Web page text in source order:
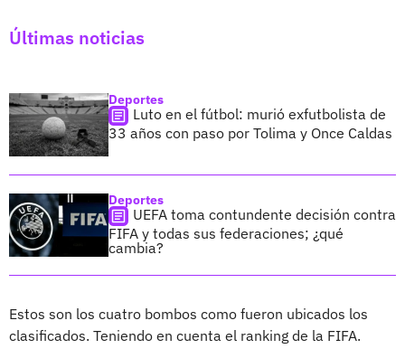
Últimas noticias
Deportes
Luto en el fútbol: murió exfutbolista de
33 años con paso por Tolima y Once Caldas
Deportes
UEFA toma contundente decisión contra
FIFA y todas sus federaciones; ¿qué
cambia?
Estos son los cuatro bombos como fueron ubicados los
clasificados. Teniendo en cuenta el ranking de la FIFA.